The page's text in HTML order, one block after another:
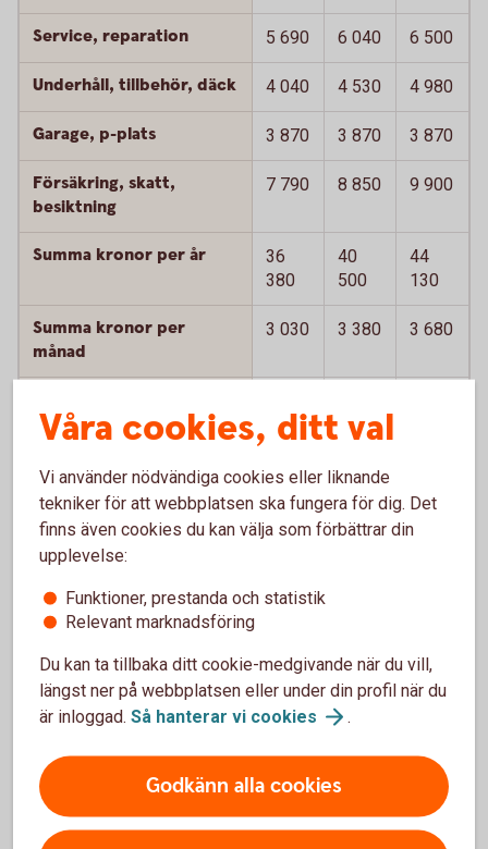
Service, reparation 5 690 6 040 6 500
Underhåll, tillbehör, däck 4 040 4 530 4 980
Garage, p-plats 3 870 3 870 3 870
Försäkring, skatt,
besiktning
7 790 8 850 9 900
Summa kronor per år
36
380
40
500
44
130
Summa kronor per
månad
3 030 3 380 3 680
månad inkl
värdeminskning
Summa kronor per mil
inkl värdeminskning
Bil till jobbet och bil i jobbet
Skatteverkets krav har du rätt till skatteavdrag.
Använder du din egen bil i tjänsten kan du få skattefri
ersättning från din arbetsgivare. Har du en tjänstebil
Våra cookies, ditt val
Vi använder nödvändiga cookies eller liknande
tekniker för att webbplatsen ska fungera för dig. Det
finns även cookies du kan välja som förbättrar din
upplevelse:
Funktioner, prestanda och statistik
Relevant marknadsföring
Du kan ta tillbaka ditt cookie-medgivande när du vill,
längst ner på webbplatsen eller under din profil när du
är inloggad. Så hanterar vi cookies .
Godkänn alla cookies